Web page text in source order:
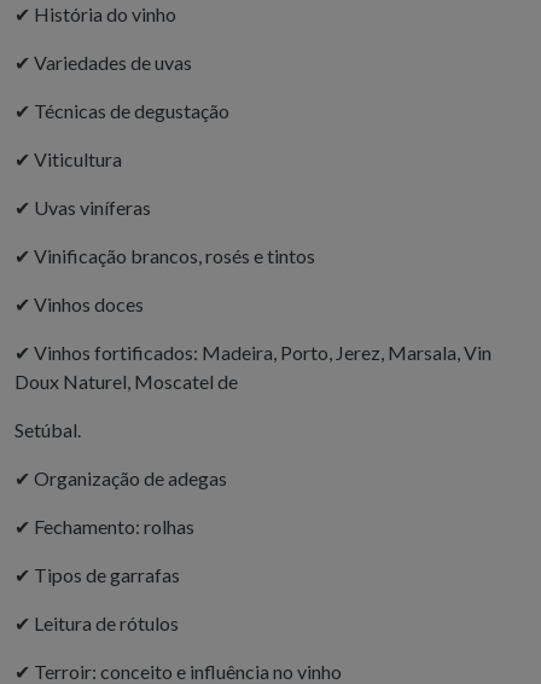
✔ História do vinho
✔ Variedades de uvas
✔ Técnicas de degustação
✔ Viticultura
✔ Uvas viníferas
✔ Vinificação brancos, rosés e tintos
✔ Vinhos doces
✔ Vinhos fortificados: Madeira, Porto, Jerez, Marsala, Vin
Doux Naturel, Moscatel de
Setúbal.
✔ Organização de adegas
✔ Fechamento: rolhas
✔ Tipos de garrafas
✔ Leitura de rótulos
✔ Terroir: conceito e influência no vinho